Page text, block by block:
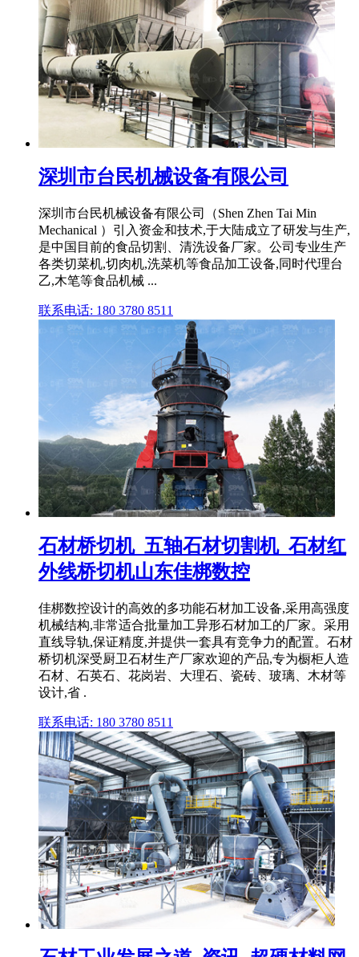
深圳市台民机械设备有限公司
深圳市台民机械设备有限公司（Shen Zhen Tai Min
Mechanical ）引入资金和技术,于大陆成立了研发与生产,
是中国目前的食品切割、清洗设备厂家。公司专业生产
各类切菜机,切肉机,洗菜机等食品加工设备,同时代理台
乙,木笔等食品机械 ...
联系电话: 180 3780 8511
石材桥切机_五轴石材切割机_石材红
外线桥切机山东佳梆数控
佳梆数控设计的高效的多功能石材加工设备,采用高强度
机械结构,非常适合批量加工异形石材加工的厂家。采用
直线导轨,保证精度,并提供一套具有竞争力的配置。石材
桥切机深受厨卫石材生产厂家欢迎的产品,专为橱柜人造
石材、石英石、花岗岩、大理石、瓷砖、玻璃、木材等
设计,省 .
联系电话: 180 3780 8511